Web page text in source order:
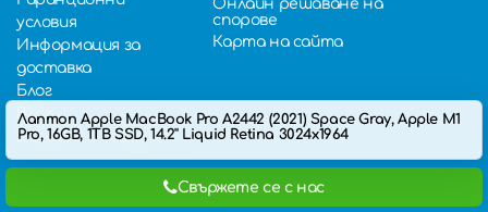
Лаптоп Apple MacBook Pro A2442 (2021) Space Gray, Apple M1
Pro, 16GB, 1TB SSD, 14.2'' Liquid Retina 3024x1964
условия
Информация за
доставка
Блог
Влог
Въпроси и отговори
Онлайн решаване на
спорове
Карта на сайта
Свържете се с нас